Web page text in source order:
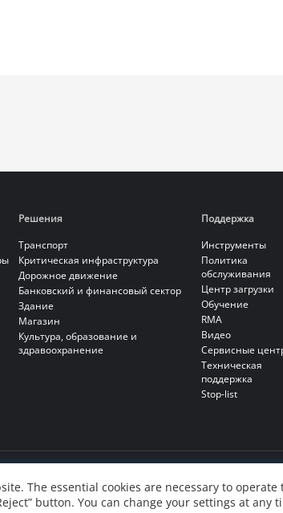
The essential cookies are necessary to
button. You can change your settings at any
Решения
Транспорт
Критическая инфраструктура
Дорожное движение
Банковский и финансовый сектор
Здание
Магазин
Культура, образование и
здравоохранение
Поддержка
Инструменты
Политика
обслуживания
Центр загрузки
Обучение
RMA
Видео
Сервисные
Техническая
поддержка
Stop-list